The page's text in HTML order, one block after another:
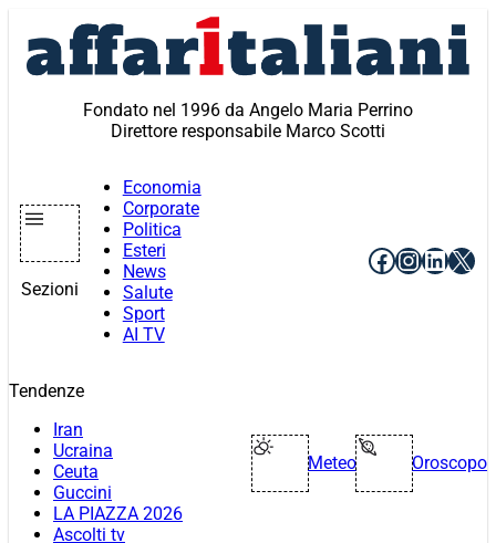
contenuto
Fondato nel 1996 da Angelo Maria Perrino
Direttore responsabile Marco Scotti
Sezioni
Economia
Corporate
Politica
Esteri
News
Salute
Sport
AI TV
Facebook
X
Tendenze
Iran
Ucraina
Ceuta
Guccini
LA PIAZZA 2026
Ascolti tv
Meteo Oroscopo